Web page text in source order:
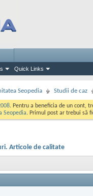
Quick Links
Seopedia Studii de caz
. Pentru a beneficia de un cont,
Seopedia. Primul post ar trebui să
Articole de calitate